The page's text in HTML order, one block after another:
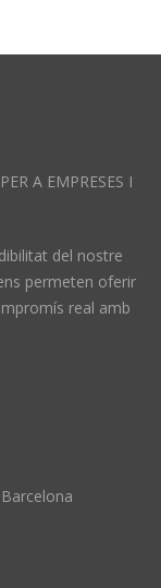
A EMPRESES I
del nostre
permeten oferir
real amb